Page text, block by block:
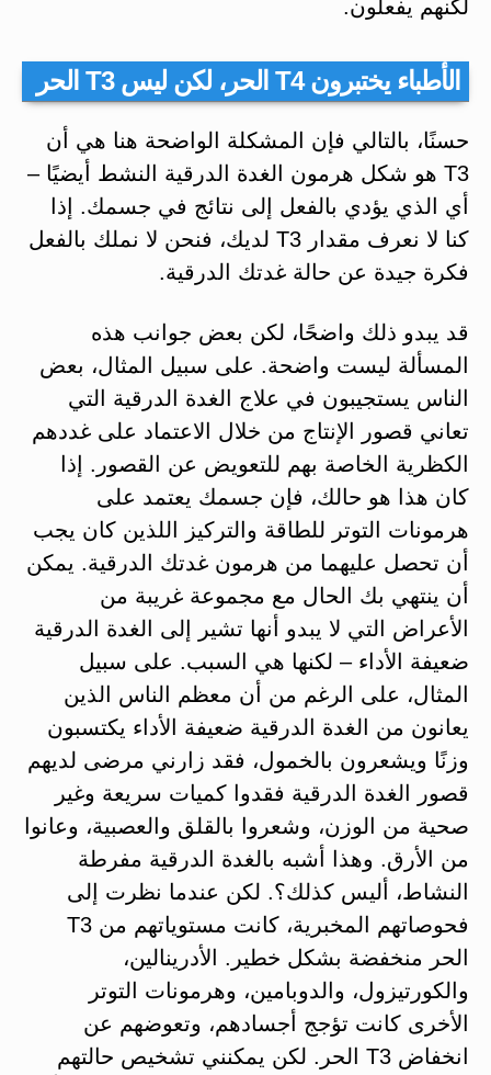
لكنهم يفعلون.
الأطباء يختبرون T4 الحر، لكن ليس T3 الحر
حسنًا، بالتالي فإن المشكلة الواضحة هنا هي أن
T3 هو شكل هرمون الغدة الدرقية النشط أيضيًا –
أي الذي يؤدي بالفعل إلى نتائج في جسمك. إذا
كنا لا نعرف مقدار T3 لديك، فنحن لا نملك بالفعل
فكرة جيدة عن حالة غدتك الدرقية.
قد يبدو ذلك واضحًا، لكن بعض جوانب هذه
المسألة ليست واضحة. على سبيل المثال، بعض
الناس يستجيبون في علاج الغدة الدرقية التي
تعاني قصور الإنتاج من خلال الاعتماد على غددهم
الكظرية الخاصة بهم للتعويض عن القصور. إذا
كان هذا هو حالك، فإن جسمك يعتمد على
هرمونات التوتر للطاقة والتركيز اللذين كان يجب
أن تحصل عليهما من هرمون غدتك الدرقية. يمكن
أن ينتهي بك الحال مع مجموعة غريبة من
الأعراض التي لا يبدو أنها تشير إلى الغدة الدرقية
ضعيفة الأداء – لكنها هي السبب. على سبيل
المثال، على الرغم من أن معظم الناس الذين
يعانون من الغدة الدرقية ضعيفة الأداء يكتسبون
وزنًا ويشعرون بالخمول، فقد زارني مرضى لديهم
قصور الغدة الدرقية فقدوا كميات سريعة وغير
صحية من الوزن، وشعروا بالقلق والعصبية، وعانوا
من الأرق. وهذا أشبه بالغدة الدرقية مفرطة
النشاط، أليس كذلك؟. لكن عندما نظرت إلى
فحوصاتهم المخبرية، كانت مستوياتهم من T3
الحر منخفضة بشكل خطير. الأدرينالين،
والكورتيزول، والدوبامين، وهرمونات التوتر
الأخرى كانت تؤجج أجسادهم، وتعوضهم عن
انخفاض T3 الحر. لكن يمكنني تشخيص حالتهم